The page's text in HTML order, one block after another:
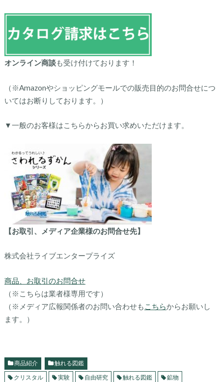
オンライン商談も受け付けております！
（※Amazonやショッピングモールでの販売目的のお問合せにつ
いてはお断りしております。）
▼一般のお客様はこちらからお買い求めいただけます。
【お取引、メディア企業様のお問合せ先】
株式会社ライブエンタープライズ
商品、お取引のお問合せ
（※こちらは業者様専用です）
（※メディア広報関係者のお問い合わせも こちらからお願いし
ます。）
商品紹介
触れる図鑑
クリスタル
実験 自由研究 触れる図鑑 鉱物